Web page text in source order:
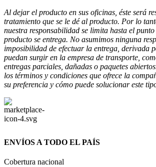
Al dejar el producto en sus oficinas, éste será
tratamiento que se le dé al producto. Por lo
nuestra responsabilidad se limita hasta el punto
producto se entrega. No asumimos ninguna
imposibilidad de efectuar la entrega, derivada
puedan surgir en la empresa de transporte,
entregas parciales, dañadas o paquetes
los términos y condiciones que ofrece la
su preferencia y cómo puede solucionar este
ENVÍOS A TODO EL PAÍS
Cobertura nacional